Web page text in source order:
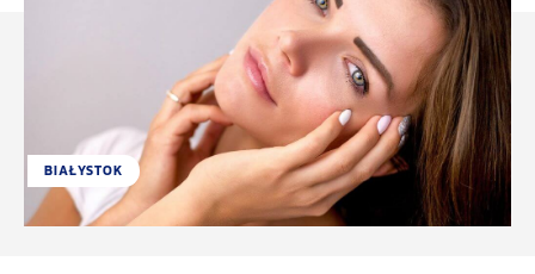
BIAŁYSTOK